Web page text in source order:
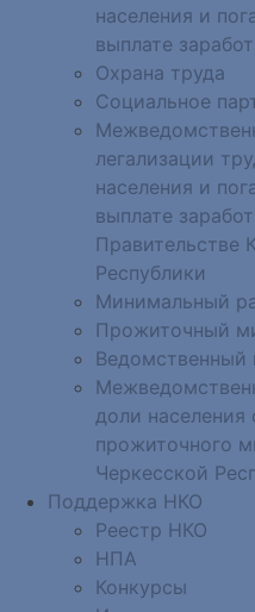
населения и
выплате
Охрана труда
Социальное
легализации
населения и
выплате
Правительстве
Республики
Минимальный
Прожиточный
Ведомственный
доли
прожиточного
Черкесской
Поддержка НКО
Реестр НКО
НПА
Конкурсы